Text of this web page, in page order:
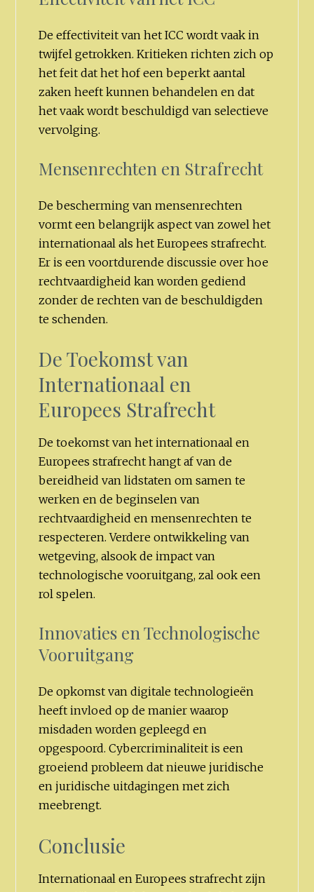
De effectiviteit van het ICC wordt vaak in
twijfel getrokken. Kritieken richten zich op
het feit dat het hof een beperkt aantal
zaken heeft kunnen behandelen en dat
het vaak wordt beschuldigd van selectieve
vervolging.
Mensenrechten en Strafrecht
De bescherming van mensenrechten
vormt een belangrijk aspect van zowel het
internationaal als het Europees strafrecht.
Er is een voortdurende discussie over hoe
rechtvaardigheid kan worden gediend
zonder de rechten van de beschuldigden
te schenden.
De Toekomst van
Internationaal en
Europees Strafrecht
De toekomst van het internationaal en
Europees strafrecht hangt af van de
bereidheid van lidstaten om samen te
werken en de beginselen van
rechtvaardigheid en mensenrechten te
respecteren. Verdere ontwikkeling van
wetgeving, alsook de impact van
technologische vooruitgang, zal ook een
rol spelen.
Innovaties en Technologische
Vooruitgang
De opkomst van digitale technologieën
heeft invloed op de manier waarop
misdaden worden gepleegd en
opgespoord. Cybercriminaliteit is een
groeiend probleem dat nieuwe juridische
en juridische uitdagingen met zich
meebrengt.
Conclusie
Internationaal en Europees strafrecht zijn